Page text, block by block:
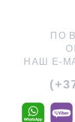
ПО
НАШ E-